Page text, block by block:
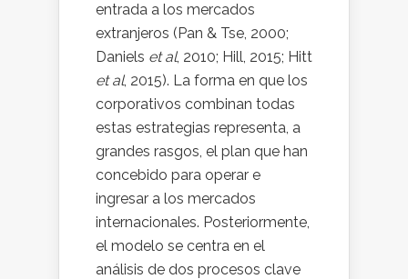
entrada a los mercados
extranjeros (Pan & Tse, 2000;
Daniels et al, 2010; Hill, 2015; Hitt
et al, 2015). La forma en que los
corporativos combinan todas
estas estrategias representa, a
grandes rasgos, el plan que han
concebido para operar e
ingresar a los mercados
internacionales. Posteriormente,
el modelo se centra en el
análisis de dos procesos clave